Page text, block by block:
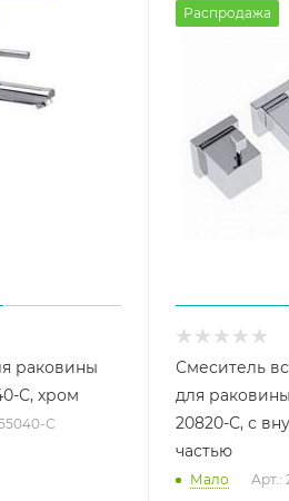
раковины
С, хром
С
Распродажа
Смеситель
для
20820-С, с
частью
Мало Арт.: